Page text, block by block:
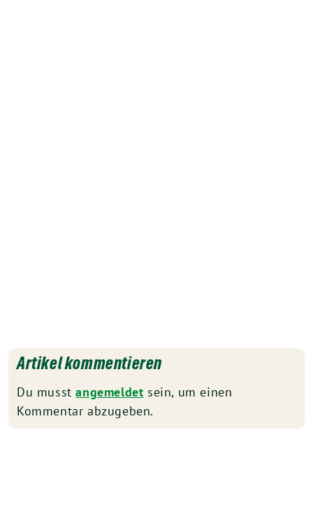
Artikel kommentieren
Du musstangemeldet sein, um einen
Kommentar abzugeben.